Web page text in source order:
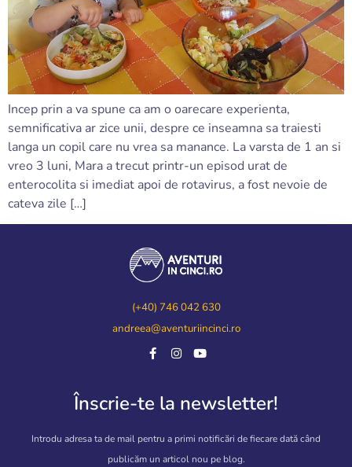
Incep prin a va spune ca am o oarecare experienta,
semnificativa ar zice unii, despre ce inseamna sa traiesti
langa un copil care nu vrea sa manance. La varsta de 1 an si
vreo 3 luni, Mara a trecut printr-un episod urat de
enterocolita si imediat apoi de rotavirus, a fost nevoie de
cateva zile […]
(+40) 746 042 630
andreea@aventuriincinci.ro
Înscrie-te la newsletter!
Introdu adresa ta de mail pentru a primi notificări de fiecare dată când
publicăm un articol nou pe blog.